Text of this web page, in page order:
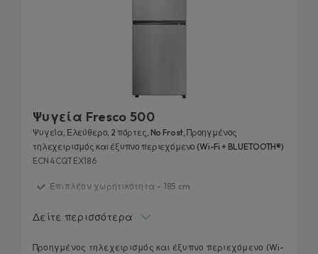
Ψυγεία Fresco 500
Ψυγεία, Ελεύθερο, 2 πόρτες, No Frost, Προηγμένος
τηλεχειρισμός και έξυπνο περιεχόμενο (Wi-Fi + BLUETOOTH®)
ECN4CQTEX186
Επιπλέον χωρητικότητα - 185 cm
Προσαρμόσιμος Χώρος Υγρασίας
Προσαρμογή σχεδίασης κουζίνας
Δείτε περισσότερα
Προηγμένος τηλεχειρισμός και έξυπνο περιεχόμενο (Wi-